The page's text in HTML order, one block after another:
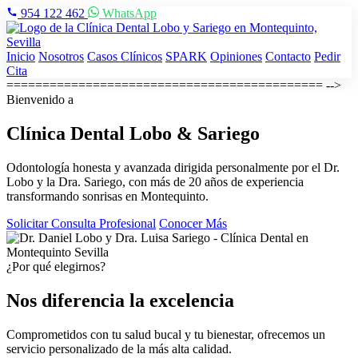
954 122 462 WhatsApp
Inicio Nosotros Casos Clínicos SPARK Opiniones Contacto Pedir
Cita
============================================ -->
Bienvenido a
Clínica Dental Lobo & Sariego
Odontología honesta y avanzada dirigida personalmente por el Dr.
Lobo y la Dra. Sariego, con más de 20 años de experiencia
transformando sonrisas en Montequinto.
Solicitar Consulta Profesional Conocer Más
¿Por qué elegirnos?
Nos diferencia la excelencia
Comprometidos con tu salud bucal y tu bienestar, ofrecemos un
servicio personalizado de la más alta calidad.